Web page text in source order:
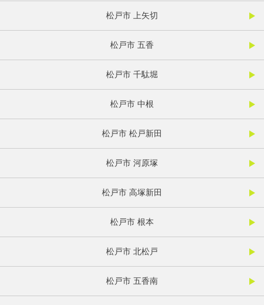
松戸市 上矢切
松戸市 五香
松戸市 千駄堀
松戸市 中根
松戸市 松戸新田
松戸市 河原塚
松戸市 高塚新田
松戸市 根本
松戸市 北松戸
松戸市 五香南